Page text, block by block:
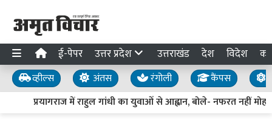
ई-पेपर उत्तर प्रदेश उत्तराखंड देश विदेश
व्हील्स अंतस रंगोली कैंपस
प्रयागराज में राहुल गांधी का युवाओं से आह्वान, बोले- नफरत नहीं